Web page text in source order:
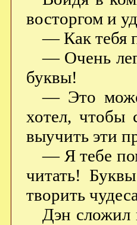
восторгом и
— Как тебя
— Очень
буквы!
— Это
хотел,
выучить эти
— Я тебе
читать!
творить
Дэн сложил